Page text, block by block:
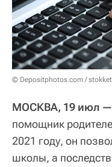
© Depositphotos.com /
МОСКВА, 19 июл
помощник
2021 году, он
школы, а